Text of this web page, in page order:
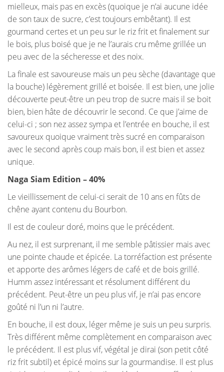
mielleux, mais pas en excès (quoique je n’ai aucune idée
de son taux de sucre, c’est toujours embêtant). Il est
gourmand certes et un peu sur le riz frit et finalement sur
le bois, plus boisé que je ne l’aurais cru même grillée un
peu avec de la sécheresse et des noix.
La finale est savoureuse mais un peu sèche (davantage que
la bouche) légèrement grillé et boisée. Il est bien, une jolie
découverte peut-être un peu trop de sucre mais il se boit
bien, bien hâte de découvrir le second. Ce que j’aime de
celui-ci ; son nez assez sympa et l’entrée en bouche, il est
savoureux quoique vraiment très sucré en comparaison
avec le second après coup mais bon, il est bien et assez
unique.
Naga Siam Edition – 40%
Le vieillissement de celui-ci serait de 10 ans en fûts de
chêne ayant contenu du Bourbon.
Il est de couleur doré, moins que le précédent.
Au nez, il est surprenant, il me semble pâtissier mais avec
une pointe chaude et épicée. La torréfaction est présente
et apporte des arômes légers de café et de bois grillé.
Humm assez intéressant et résolument différent du
précédent. Peut-être un peu plus vif, je n’ai pas encore
goûté ni l’un ni l’autre.
En bouche, il est doux, léger même je suis un peu surpris.
Très différent même complètement en comparaison avec
le précédent. Il est plus vif, végétal je dirai (son petit côté
riz frit subtil) et épicé moins sur la gourmandise. Il est plus